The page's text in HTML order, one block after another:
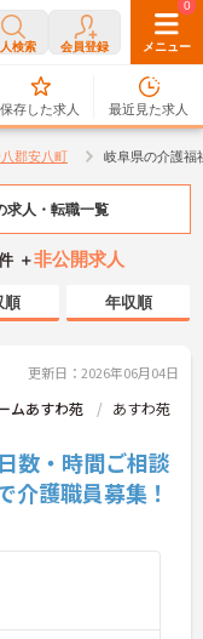
検索 会員登録 メニュー
0
保存した求人
0
最近見た求人
郡安八町 岐阜県の介護福
求人・転職一覧
＋非公開求人
順 年収順
更新日：2026年06月04日
ムあすわ苑
あすわ苑
数・時間ご相談
護職員募集！